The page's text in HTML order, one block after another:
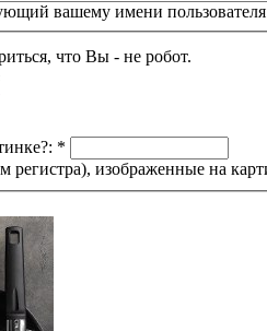
вашему имени
что Вы - не робот.
*
регистра), изображенные на